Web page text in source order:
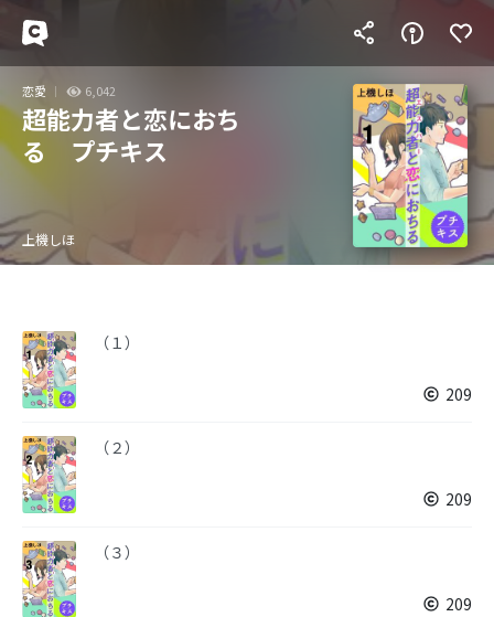
恋愛 6,042
超能力者と恋におち
る プチキス
上機しほ
（１）
209
（２）
209
（３）
209